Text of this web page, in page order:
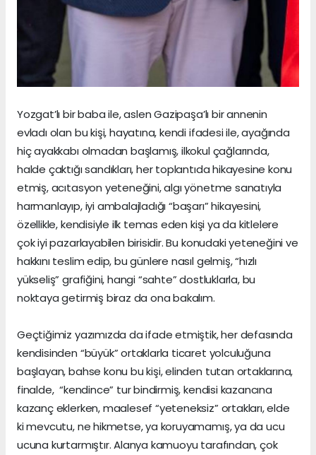
Yozgat’lı bir baba ile, aslen Gazipaşa’lı bir annenin
evladı olan bu kişi, hayatına, kendi ifadesi ile, ayağında
hiç ayakkabı olmadan başlamış, ilkokul çağlarında,
halde çaktığı sandıkları, her toplantıda hikayesine konu
etmiş, acıtasyon yeteneğini, algı yönetme sanatıyla
harmanlayıp, iyi ambalajladığı “başarı” hikayesini,
özellikle, kendisiyle ilk temas eden kişi ya da kitlelere
çok iyi pazarlayabilen birisidir. Bu konudaki yeteneğini ve
hakkını teslim edip, bu günlere nasıl gelmiş, “hızlı
yükseliş” grafiğini, hangi “sahte” dostluklarla, bu
noktaya getirmiş biraz da ona bakalım.
Geçtiğimiz yazımızda da ifade etmiştik, her defasında
kendisinden “büyük” ortaklarla ticaret yolculuğuna
başlayan, bahse konu bu kişi, elinden tutan ortaklarına,
finalde, “kendince” tur bindirmiş, kendisi kazancına
kazanç eklerken, maalesef “yeteneksiz” ortakları, elde
ki mevcutu, ne hikmetse, ya koruyamamış, ya da ucu
ucuna kurtarmıştır. Alanya kamuoyu tarafından, çok